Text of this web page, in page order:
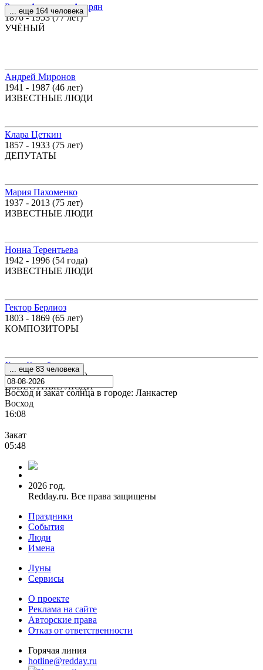
Рачия Акопович Ачарян
1876 - 1953 (77 лет)
УЧЁНЫЙ
... еще 164 человека
Андрей Миронов
1941 - 1987 (46 лет)
ИЗВЕСТНЫЕ ЛЮДИ
Клара Цеткин
1857 - 1933 (75 лет)
ДЕПУТАТЫ
Мария Пахоменко
1937 - 2013 (75 лет)
ИЗВЕСТНЫЕ ЛЮДИ
Нонна Терентьева
1942 - 1996 (54 года)
ИЗВЕСТНЫЕ ЛЮДИ
Гектор Берлиоз
1803 - 1869 (65 лет)
КОМПОЗИТОРЫ
Хосе Капабланка
1888 - 1942 (53 года)
ИЗВЕСТНЫЕ ЛЮДИ
... еще 83 человека
Восход и закат солнца в городе: Ланкастер
Восход
16:08
Закат
05:48
2026 год.
Redday.ru. Все права защищены
Праздники
События
Люди
Имена
Луны
Сервисы
О проекте
Реклама на сайте
Авторские права
Отказ от ответственности
Горячая линия
hotline@redday.ru